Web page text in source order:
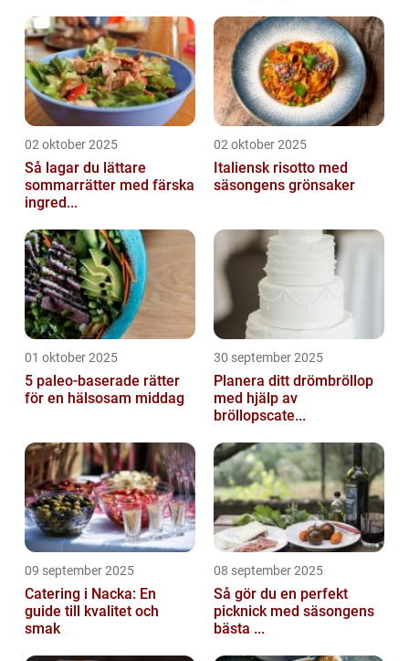
02 oktober 2025
Så lagar du lättare
sommarrätter med färska
ingred...
02 oktober 2025
Italiensk risotto med
säsongens grönsaker
01 oktober 2025
5 paleo-baserade rätter
för en hälsosam middag
30 september 2025
Planera ditt drömbröllop
med hjälp av
bröllopscate...
09 september 2025
Catering i Nacka: En
guide till kvalitet och
smak
08 september 2025
Så gör du en perfekt
picknick med säsongens
bästa ...